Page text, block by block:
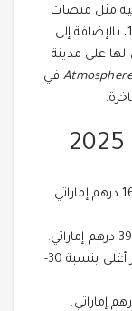
مثل منصات
المشاهدة “آت ذا توب” في الطابقين 124 و125، بالإضافة إلى
لها على مدينة
Atmosphere في
تبدأ الأسعار من 169 درهم إماراتي
قد تكون التذاكر أغلى بنسبة 30-